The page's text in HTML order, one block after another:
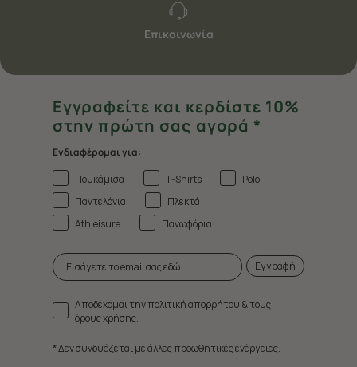
Επικοινωνία
Εγγραφείτε και κερδίστε 10%
στην πρώτη σας αγορά *
Ενδιαφέρομαι για:
Πουκάμισα
T-Shirts
Polo
Παντελόνια
Πλεκτά
Athleisure
Πανωφόρια
Εγγραφή
Αποδέχομαι την πολιτική απορρήτου & τους
όρους χρήσης.
* Δεν συνδυάζεται με άλλες προωθητικές ενέργειες.